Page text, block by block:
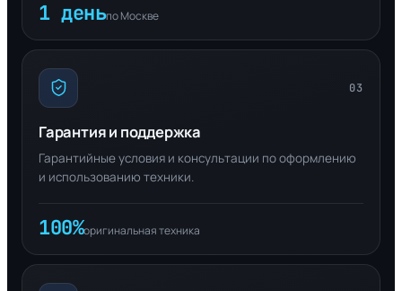
1 деньпо Москве
03
Гарантия и поддержка
Гарантийные условия и консультации по оформлению
и использованию техники.
100%оригинальная техника